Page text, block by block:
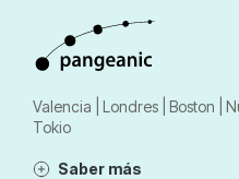
Valencia | Londres | Boston |
Tokio
Saber más